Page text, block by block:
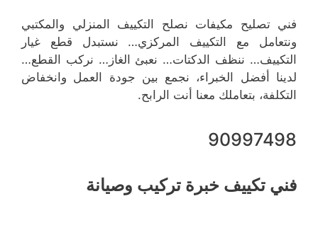
فني تصليح مكيفات نصلح التكييف المنزلي والمكتبي
ونتعامل مع التكييف المركزي… نستبدل قطع غيار
التكييف… ننظف الدكتات… نعبئ الغاز… نركب القطع…
لدينا أفضل الخبراء، نجمع بين جودة العمل وانخفاض
التكلفة، بتعاملك معنا أنت الرابح.
90997498
فني تكييف خبرة تركيب وصيانة